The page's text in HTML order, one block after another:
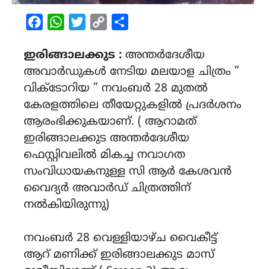
FacebookWhatsAppTwitterCopy
ഇരിങ്ങാലക്കുട : അന്തർദേശീയ
അവാർഡുകൾ നേടിയ മലയാള ചിത്രം ”
വിക്ടോറിയ ” നവംബർ 28 മുതൽ
കേരളത്തിലെ തീയേറ്റുകളിൽ പ്രദർശനം
ആരംഭിക്കുകയാണ്. ( ആറാമത്
ഇരിങ്ങാലക്കുട അന്തർദേശീയ
ഫെസ്റ്റിവലിൽ മികച്ച നവാഗത
സംവിധായകനുള്ള സി ആർ കേശവൻ
വൈദ്യർ അവാർഡ് ചിത്രത്തിന്
നൽകിയിരുന്നു)
നവംബർ 28 വെള്ളിയാഴ്ച വൈകീട്ട്
ആറ് മണിക്ക് ഇരിങ്ങാലക്കുട മാസ്